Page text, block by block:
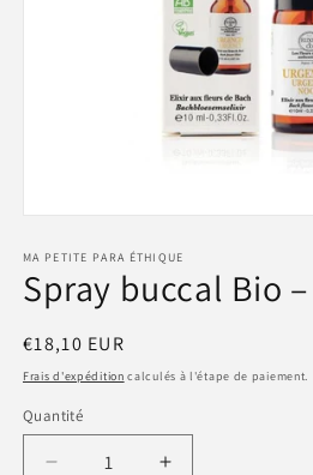
média
1
dans
une
modale
MA PETITE PARA ÉTHIQUE
Spray buccal Bio
Prix
habituel
€18,10 EUR
Frais d'expédition calculés à l'étape de paiement.
Quantité
Quantité